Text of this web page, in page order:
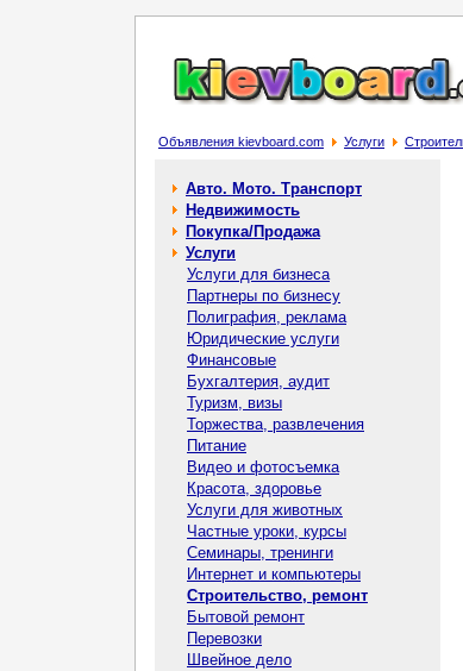
Объявления kievboard.com Услуги
Авто. Мото. Транспорт
Недвижимость
Покупка/Продажа
Услуги
Услуги для бизнеса
Партнеры по бизнесу
Полиграфия, реклама
Юридические услуги
Финансовые
Бухгалтерия, аудит
Туризм, визы
Торжества, развлечения
Питание
Видео и фотосъемка
Красота, здоровье
Услуги для животных
Частные уроки, курсы
Семинары, тренинги
Интернет и компьютеры
Строительство, ремонт
Бытовой ремонт
Перевозки
Швейное дело